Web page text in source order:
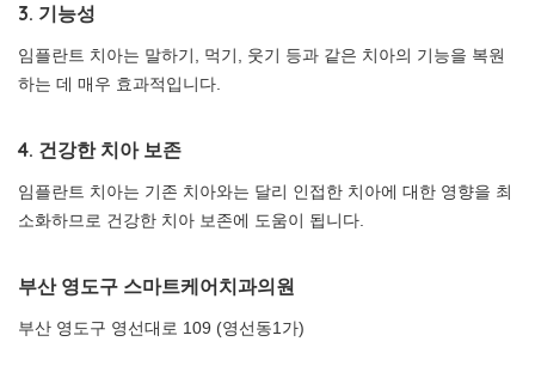
3. 기능성
임플란트 치아는 말하기, 먹기, 웃기 등과 같은 치아의 기능을 복원
하는 데 매우 효과적입니다.
4. 건강한 치아 보존
임플란트 치아는 기존 치아와는 달리 인접한 치아에 대한 영향을 최
소화하므로 건강한 치아 보존에 도움이 됩니다.
부산 영도구 스마트케어치과의원
부산 영도구 영선대로 109 (영선동1가)